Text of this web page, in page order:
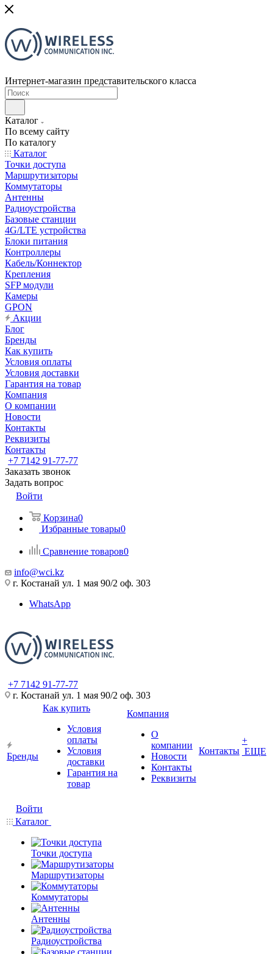
Интернет-магазин представительского класса
Каталог
По всему сайту
По каталогу
Каталог
Точки доступа
Маршрутизаторы
Коммутаторы
Антенны
Радиоустройства
Базовые станции
4G/LTE устройства
Блоки питания
Контроллеры
Кабель/Коннектор
Крепления
SFP модули
Камеры
GPON
Акции
Блог
Бренды
Как купить
Условия оплаты
Условия доставки
Гарантия на товар
Компания
О компании
Новости
Контакты
Реквизиты
Контакты
+7 7142 91-77-77
Заказать звонок
Задать вопрос
Войти
Корзина0
Избранные товары0
Сравнение товаров0
info@wci.kz
г. Костанай ул. 1 мая 90/2 оф. 303
WhatsApp
+7 7142 91-77-77
г. Костанай ул. 1 мая 90/2 оф. 303
Бренды
Как купить
Условия
оплаты
Условия
доставки
Гарантия на
товар
Компания
О
компании
Новости
Контакты
Реквизиты
Контакты
+
ЕЩЕ
Войти
Каталог
Точки доступа
Маршрутизаторы
Коммутаторы
Антенны
Радиоустройства